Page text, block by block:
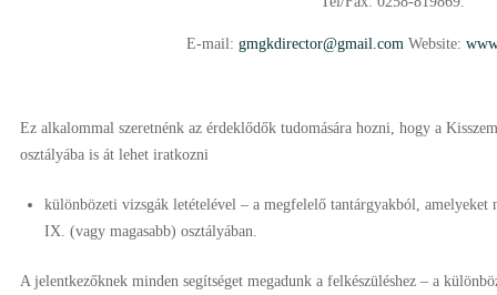
E-mail: gmgkdirector@gmail.com Website:
Ez alkalommal szeretnénk az érdeklődők tudomására hozni, hogy a
osztályába is át lehet iratkozni
különbözeti vizsgák letételével – a megfelelő tantárgyakból, amelyeket
IX. (vagy magasabb) osztályában.
A jelentkezőknek minden segítséget megadunk a felkészüléshez – a